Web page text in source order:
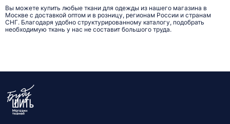
Вы можете купить любые ткани для одежды из нашего магазина в
Москве с доставкой оптом и в розницу, регионам России и странам
СНГ. Благодаря удобно структурированному каталогу, подобрать
необходимую ткань у нас не составит большого труда.